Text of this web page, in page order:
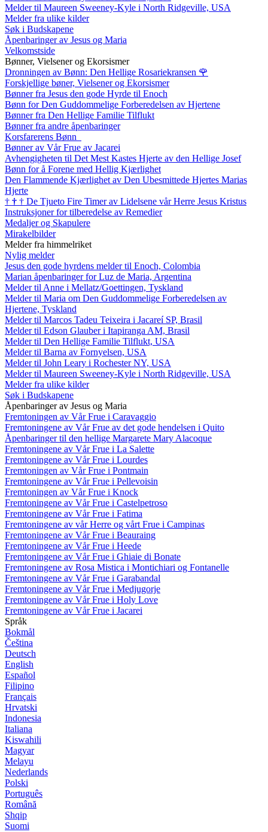
Melder til Maureen Sweeney-Kyle i North Ridgeville, USA
Melder fra ulike kilder
Søk i Budskapene
Åpenbaringer av Jesus og Maria
Velkomstside
Bønner, Vielsener og Ekorsismer
Dronningen av Bønn: Den Hellige Rosariekransen 🌹
Forskjellige bøner, Vielsener og Ekorsismer
Bønner fra Jesus den gode Hyrde til Enoch
Bønn for Den Guddommelige Forberedelsen av Hjertene
Bønner fra Den Hellige Familie Tilflukt
Bønner fra andre åpenbaringer
Korsfarerens Bønn
Bønner av Vår Frue av Jacarei
Avhengigheten til Det Mest Kastes Hjerte av den Hellige Josef
Bønn for å Forene med Hellig Kjærlighet
Den Flammende Kjærlighet av Den Ubesmittede Hjertes Marias
Hjerte
† † † De Tjueto Fire Timer av Lidelsene vår Herre Jesus Kristus
Instruksjoner for tilberedelse av Remedier
Medaljer og Skapulere
Mirakelbilder
Melder fra himmelriket
Nylig melder
Jesus den gode hyrdens melder til Enoch, Colombia
Marian åpenbaringer for Luz de Maria, Argentina
Melder til Anne i Mellatz/Goettingen, Tyskland
Melder til Maria om Den Guddommelige Forberedelsen av
Hjertene, Tyskland
Melder til Marcos Tadeu Teixeira i Jacareí SP, Brasil
Melder til Edson Glauber i Itapiranga AM, Brasil
Melder til Den Hellige Familie Tilflukt, USA
Melder til Barna av Fornyelsen, USA
Melder til John Leary i Rochester NY, USA
Melder til Maureen Sweeney-Kyle i North Ridgeville, USA
Melder fra ulike kilder
Søk i Budskapene
Åpenbaringer av Jesus og Maria
Fremtoningen av Vår Frue i Caravaggio
Fremtoningene av Vår Frue av det gode hendelsen i Quito
Åpenbaringer til den hellige Margarete Mary Alacoque
Fremtoningene av Vår Frue i La Salette
Fremtoningene av Vår Frue i Lourdes
Fremtoningen av Vår Frue i Pontmain
Fremtoningene av Vår Frue i Pellevoisin
Fremtoningen av Vår Frue i Knock
Fremtoningene av Vår Frue i Castelpetroso
Fremtoningene av Vår Frue i Fatima
Fremtoningene av vår Herre og vårt Frue i Campinas
Fremtoningene av Vår Frue i Beauraing
Fremtoningene av Vår Frue i Heede
Fremtoningene av Vår Frue i Ghiaie di Bonate
Fremtoningene av Rosa Mistica i Montichiari og Fontanelle
Fremtoningene av Vår Frue i Garabandal
Fremtoningene av Vår Frue i Medjugorje
Fremtoningene av Vår Frue i Holy Love
Fremtoningene av Vår Frue i Jacarei
Språk
Bokmål
Čeština
Deutsch
English
Español
Filipino
Français
Hrvatski
Indonesia
Italiana
Kiswahili
Magyar
Melayu
Nederlands
Polski
Português
Română
Shqip
Suomi